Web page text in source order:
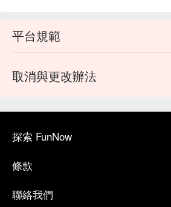
平台規範
取消與更改辦法
探索 FunNow
條款
聯絡我們